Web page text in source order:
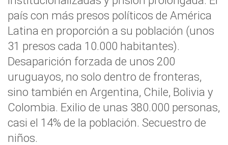
país con más presos políticos de América
Latina en proporción a su población (unos
31 presos cada 10.000 habitantes).
Desaparición forzada de unos 200
uruguayos, no solo dentro de fronteras,
sino también en Argentina, Chile, Bolivia y
Colombia. Exilio de unas 380.000 personas,
casi el 14% de la población. Secuestro de
niños.